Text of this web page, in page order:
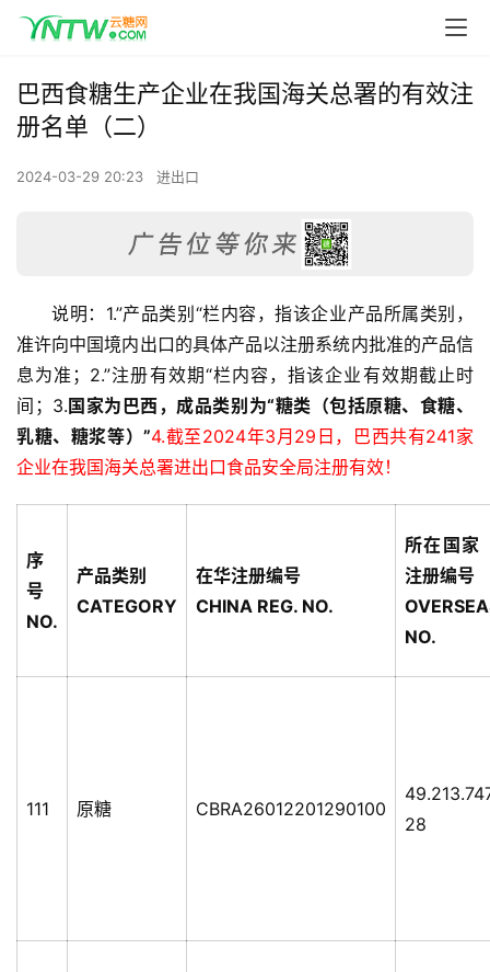
巴西食糖生产企业在我国海关总署的有效注
册名单（二）
2024-03-29 20:23 进出口
说明：1.”产品类别“栏内容，指该企业产品所属类别，
准许向中国境内出口的具体产品以注册系统内批准的产品信
息为准；2.”注册有效期“栏内容，指该企业有效期截止时
间；3.国家为巴西，成品类别为“糖类（包括原糖、食糖、
乳糖、糖浆等）”4.截至2024年3月29日，巴西共有241家
企业在我国海关总署进出口食品安全局注册有效！
序
号
NO.
产品类别
CATEGORY
在华注册编号
CHINA REG. NO.
所在国家
注册编号
NO.
111 原糖 CBRA26012201290100
28